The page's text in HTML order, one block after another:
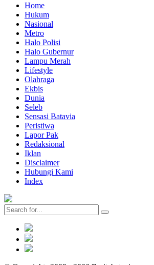
Home
Hukum
Nasional
Metro
Halo Polisi
Halo Gubernur
Lampu Merah
Lifestyle
Olahraga
Ekbis
Dunia
Seleb
Sensasi Batavia
Peristiwa
Lapor Pak
Redaksional
Iklan
Disclaimer
Hubungi Kami
Index